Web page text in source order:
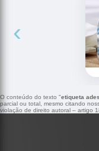
‹
parcial ou total, mesmo citando
violação de direito autoral – artigo